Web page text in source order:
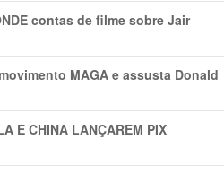
contas de filme sobre Jair
MAGA e assusta Donald
E CHINA LANÇAREM PIX